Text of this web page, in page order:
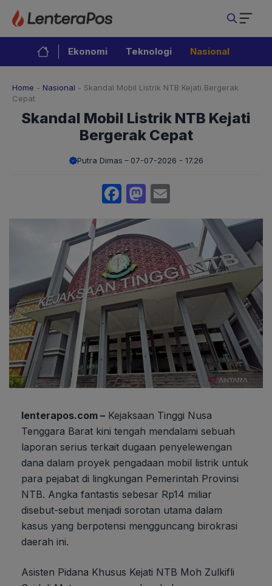
Langsung
isi
Ekonomi Teknologi Nasional
Home - Nasional - Skandal Mobil Listrik NTB Kejati Bergerak
Cepat
Skandal Mobil Listrik NTB Kejati
Bergerak Cepat
Putra Dimas 07-07-2026 - 17.26
Facebook
Mastodon
lenterapos.com – Kejaksaan Tinggi Nusa
Tenggara Barat kini tengah mendalami sebuah
laporan serius terkait dugaan penyelewengan
dana dalam proyek pengadaan mobil listrik untuk
para pejabat di lingkungan Pemerintah Provinsi
NTB. Angka fantastis sebesar Rp14 miliar
disebut-sebut menjadi sorotan utama dalam
kasus yang berpotensi mengguncang birokrasi
daerah ini.
Asisten Pidana Khusus Kejati NTB Moh Zulkifli